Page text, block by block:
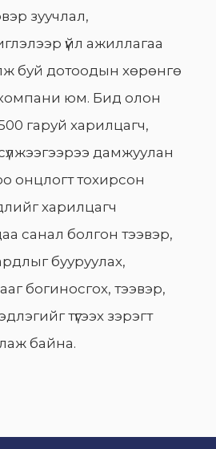
зуучлал,
үйл ажиллагаа
буй дотоодын хөрөнгө
компани юм. Бид олон
гаруй харилцагч,
дамжуулан
онцлогт тохирсон
харилцагч
санал болгон тээвэр,
бууруулах,
богиносгох, тээвэр,
түгээх зэрэгт
байна.